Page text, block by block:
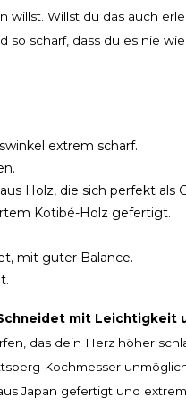
willst. Willst du das auch
so scharf, dass du es nie
extrem scharf.
Holz, die sich perfekt als
Kotibé-Holz gefertigt.
mit guter Balance.
mit Leichtigkeit
das dein Herz höher
Kochmesser
Japan gefertigt und